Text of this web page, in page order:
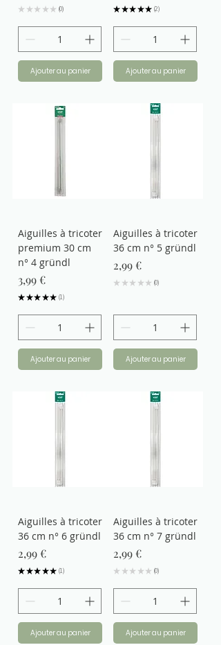
★ ★ ★ ★ ★ 0
0
Ajouter au panier
★ ★★ ★★ 2
2
Ajouter au panier
Aiguilles à tricoter
premium 30 cm
n° 4 gründl
Prix
3,99 €
★ ★★ ★★ 1
1
Ajouter au panier
Aiguilles à tricoter
36 cm n° 5 gründl
Prix
2,99 €
★ ★ ★ ★ ★ 0
0
Ajouter au panier
Aiguilles à tricoter
36 cm n° 6 gründl
Prix
2,99 €
★ ★★ ★★ 1
1
Ajouter au panier
Aiguilles à tricoter
36 cm n° 7 gründl
Prix
2,99 €
★ ★ ★ ★ ★ 0
0
Ajouter au panier